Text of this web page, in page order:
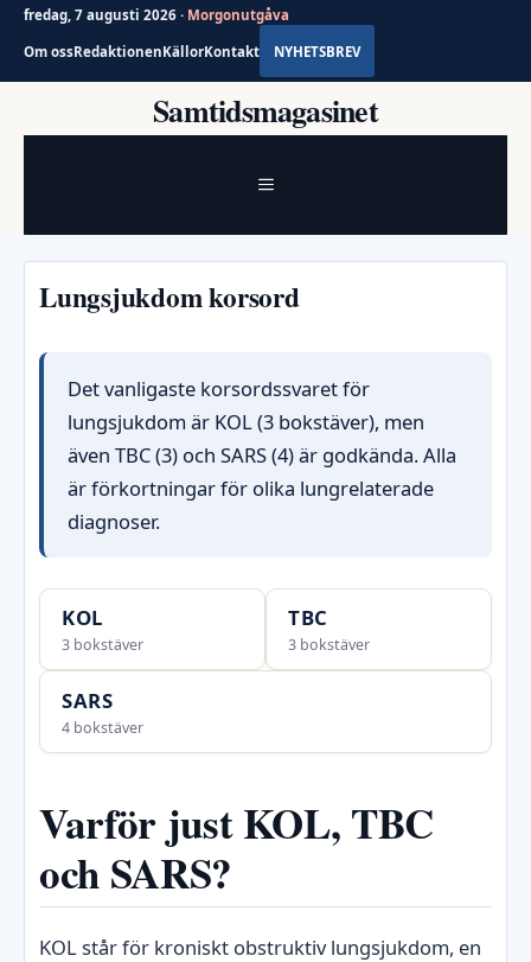
fredag, 7 augusti 2026 · Morgonutgåva
Om ossRedaktionenKällorKontakt NYHETSBREV
Samtidsmagasinet
MENY
Lungsjukdom korsord
Det vanligaste korsordssvaret för
lungsjukdom är KOL (3 bokstäver), men
även TBC (3) och SARS (4) är godkända. Alla
är förkortningar för olika lungrelaterade
diagnoser.
KOL
3 bokstäver
TBC
3 bokstäver
SARS
4 bokstäver
Varför just KOL, TBC
och SARS?
KOL står för kroniskt obstruktiv lungsjukdom, en